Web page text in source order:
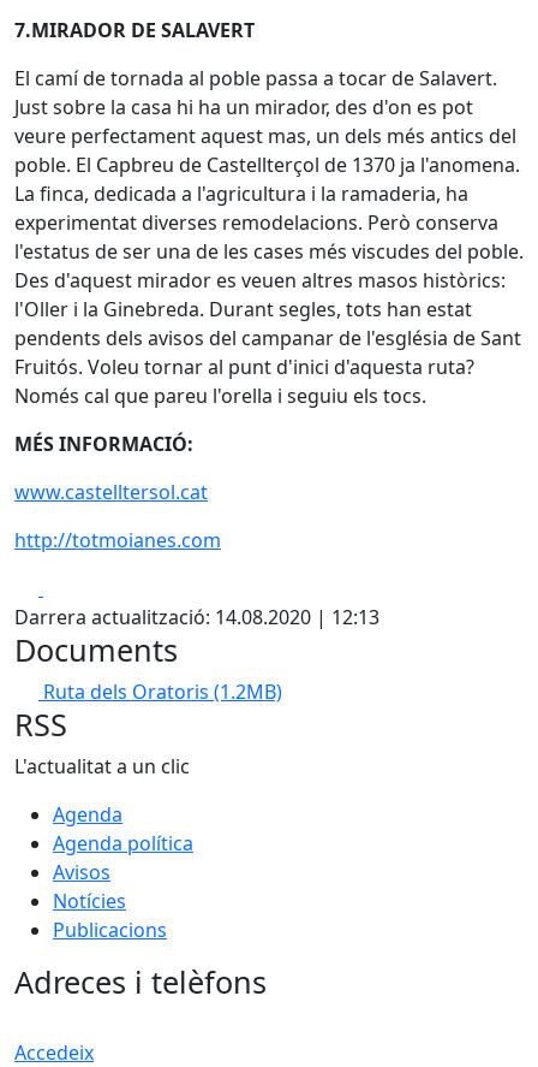
7.MIRADOR DE SALAVERT
El camí de tornada al poble passa a tocar de Salavert.
Just sobre la casa hi ha un mirador, des d'on es pot
veure perfectament aquest mas, un dels més antics del
poble. El Capbreu de Castellterçol de 1370 ja l'anomena.
La finca, dedicada a l'agricultura i la ramaderia, ha
experimentat diverses remodelacions. Però conserva
l'estatus de ser una de les cases més viscudes del poble.
Des d'aquest mirador es veuen altres masos històrics:
l'Oller i la Ginebreda. Durant segles, tots han estat
pendents dels avisos del campanar de l'església de Sant
Fruitós. Voleu tornar al punt d'inici d'aquesta ruta?
Només cal que pareu l'orella i seguiu els tocs.
MÉS INFORMACIÓ:
www.castelltersol.cat
http://totmoianes.com
Darrera actualització: 14.08.2020 | 12:13
Documents
Ruta dels Oratoris (1.2MB)
RSS
L'actualitat a un clic
Agenda
Agenda política
Avisos
Notícies
Publicacions
Adreces i telèfons
Accedeix